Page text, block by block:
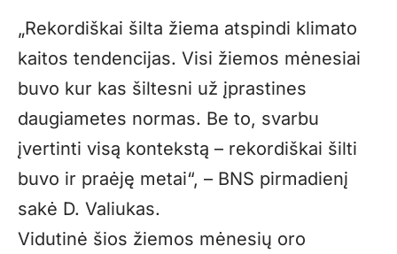
„Rekordiškai šilta žiema atspindi klimato
kaitos tendencijas. Visi žiemos mėnesiai
buvo kur kas šiltesni už įprastines
daugiametes normas. Be to, svarbu
įvertinti visą kontekstą – rekordiškai šilti
buvo ir praėję metai“, – BNS pirmadienį
sakė D. Valiukas.
Vidutinė šios žiemos mėnesių oro